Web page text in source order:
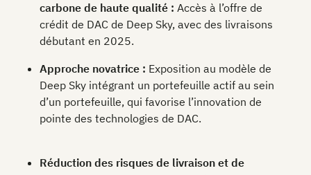
carbone de haute qualité : Accès à l’offre de
crédit de DAC de Deep Sky, avec des livraisons
débutant en 2025.
Approche novatrice : Exposition au modèle de
Deep Sky intégrant un portefeuille actif au sein
d’un portefeuille, qui favorise l’innovation de
pointe des technologies de DAC.
Réduction des risques de livraison et de